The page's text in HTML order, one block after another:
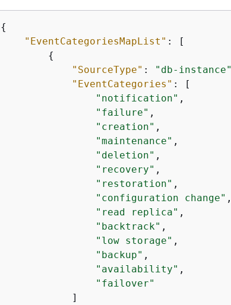
{
"EventCategoriesMapList" : [
{
"SourceType" : "db-instance"
"EventCategories" : [
"notification" ,
"failure" ,
"creation" ,
"maintenance" ,
"deletion" ,
"recovery" ,
"restoration" ,
"configuration change" ,
"read replica" ,
"backtrack" ,
"low storage" ,
"backup" ,
"availability" ,
"failover"
            ]